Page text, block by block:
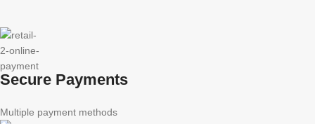
Secure Payments
Multiple payment methods